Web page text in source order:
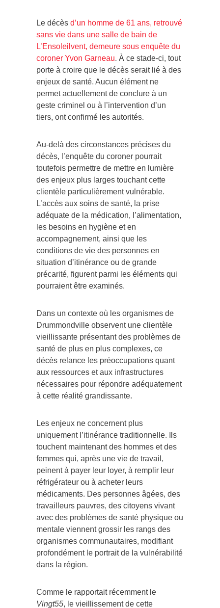
Le décès d’un homme de 61 ans, retrouvé
sans vie dans une salle de bain de
L’Ensoleilvent, demeure sous enquête du
coroner Yvon Garneau. À ce stade-ci, tout
porte à croire que le décès serait lié à des
enjeux de santé. Aucun élément ne
permet actuellement de conclure à un
geste criminel ou à l’intervention d’un
tiers, ont confirmé les autorités.
Au-delà des circonstances précises du
décès, l’enquête du coroner pourrait
toutefois permettre de mettre en lumière
des enjeux plus larges touchant cette
clientèle particulièrement vulnérable.
L’accès aux soins de santé, la prise
adéquate de la médication, l’alimentation,
les besoins en hygiène et en
accompagnement, ainsi que les
conditions de vie des personnes en
situation d’itinérance ou de grande
précarité, figurent parmi les éléments qui
pourraient être examinés.
Dans un contexte où les organismes de
Drummondville observent une clientèle
vieillissante présentant des problèmes de
santé de plus en plus complexes, ce
décès relance les préoccupations quant
aux ressources et aux infrastructures
nécessaires pour répondre adéquatement
à cette réalité grandissante.
Les enjeux ne concernent plus
uniquement l’itinérance traditionnelle. Ils
touchent maintenant des hommes et des
femmes qui, après une vie de travail,
peinent à payer leur loyer, à remplir leur
réfrigérateur ou à acheter leurs
médicaments. Des personnes âgées, des
travailleurs pauvres, des citoyens vivant
avec des problèmes de santé physique ou
mentale viennent grossir les rangs des
organismes communautaires, modifiant
profondément le portrait de la vulnérabilité
dans la région.
Comme le rapportait récemment le
Vingt55, le vieillissement de cette